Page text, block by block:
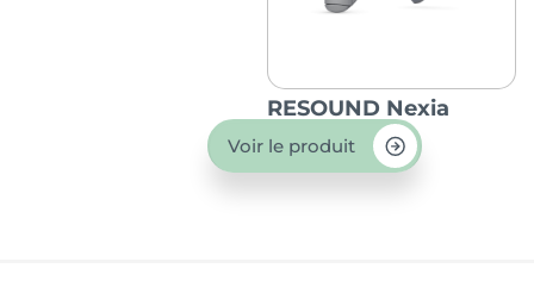
RESOUND Nexia
Voir le produit